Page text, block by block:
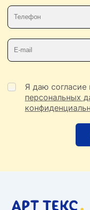
Я даю согласие
персональных